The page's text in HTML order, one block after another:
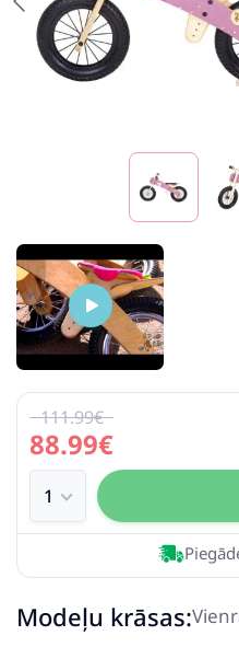
88.99€
111.99€
Modeļu krāsas: